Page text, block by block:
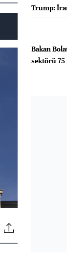
Trump:
Bakan
sektörü 75